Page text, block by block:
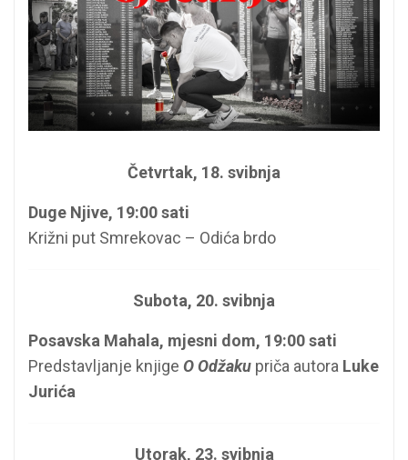
Četvrtak, 18. svibnja
Duge Njive, 19:00 sati
Križni put Smrekovac – Odića brdo
Subota, 20. svibnja
Posavska Mahala, mjesni dom, 19:00 sati
Predstavljanje knjige O Odžaku priča autora Luke
Jurića
Utorak, 23. svibnja